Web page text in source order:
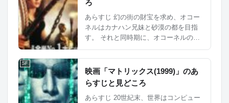
ろ
あらすじ 幻の街の財宝を求め、オコー
ネルはカナハン兄妹と砂漠の都を目指
す。 それと同時期に、オコーネルの知
た。 両グループは、トラブルがありな
がらも砂漠の都に到着することができ
た。 ...
SF
映画「マトリックス(1999)」のあ
らすじと見どころ
あらすじ 20世紀末、世界はコンピュー